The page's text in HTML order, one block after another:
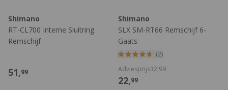
Shimano
RT-CL700 Interne Sluitring
Remschijf
51,99
Shimano
SLX SM-RT66 Remschijf 6-
Gaats
(2)
22,99
Adviesprijs32,99